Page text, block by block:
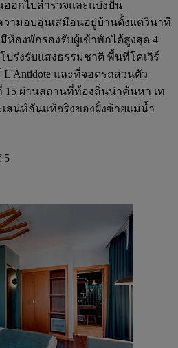
อกไปสำรวจและแบ่งปัน
ามอบอุ่นเสมือนอยู่บ้านตั้งแต่วินาที
ห้องพักรองรับผู้เข้าพักได้สูงสุด 4
ปร่งรับแสงธรรมชาติ พื้นที่โคเวิร์
และที่จอดรถส่วนตัว
15 ผ่านสถานที่ท้องถิ่นน่าค้นหา เท
เสน่ห์อันแท้จริงของฝั่งซ้ายแม่น้ำ
5